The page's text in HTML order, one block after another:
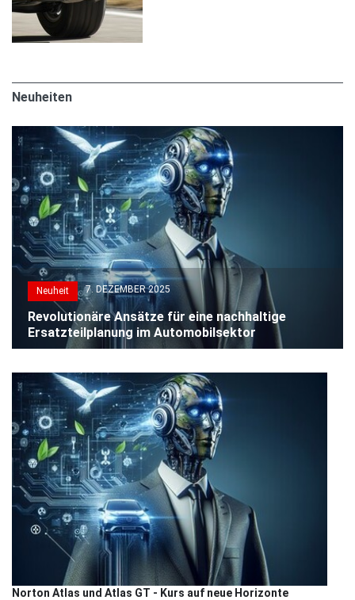
Neuheiten
Neuheit 7. DEZEMBER 2025
Revolutionäre Ansätze für eine nachhaltige
Ersatzteilplanung im Automobilsektor
Norton Atlas und Atlas GT - Kurs auf neue Horizonte